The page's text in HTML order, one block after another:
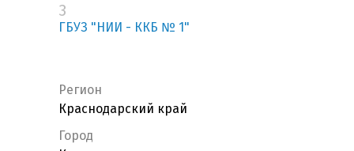
3
ГБУЗ "НИИ - ККБ № 1"
Регион
Краснодарский край
Город